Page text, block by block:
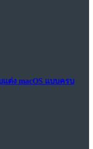
ต่ง macOS แบบครบ